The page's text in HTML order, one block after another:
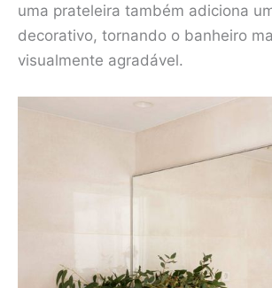
uma prateleira também adiciona
decorativo, tornando o banheiro
visualmente agradável.